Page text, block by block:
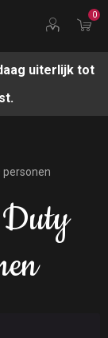
0
uiterlijk tot
personen